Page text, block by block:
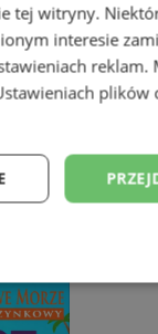
tej witryny.
interesie
reklam.
plików